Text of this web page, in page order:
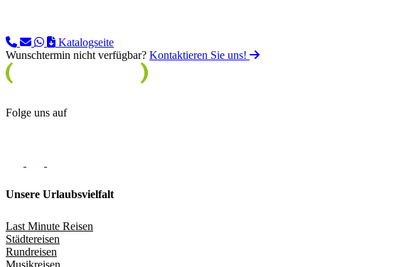
Katalogseite
Wunschtermin nicht verfügbar? Kontaktieren Sie uns!
Folge uns auf
Unsere Urlaubsvielfalt
Last Minute Reisen
Städtereisen
Rundreisen
Musikreisen